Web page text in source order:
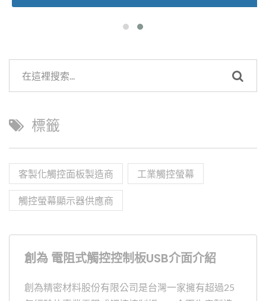
標籤
客製化觸控面板製造商 工業觸控螢幕
觸控螢幕顯示器供應商
創為 電阻式觸控控制板USB介面介紹
創為精密材料股份有限公司是台灣一家擁有超過25